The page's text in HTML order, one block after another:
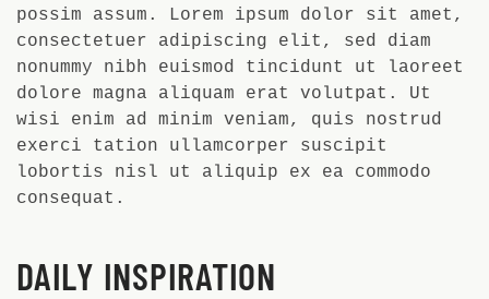
possim assum. Lorem ipsum dolor sit amet,
consectetuer adipiscing elit, sed diam
nonummy nibh euismod tincidunt ut laoreet
dolore magna aliquam erat volutpat. Ut
wisi enim ad minim veniam, quis nostrud
exerci tation ullamcorper suscipit
lobortis nisl ut aliquip ex ea commodo
consequat.
DAILY INSPIRATION